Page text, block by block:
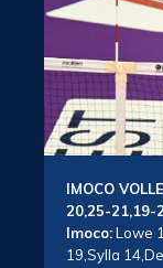
IMOCO
20,25-21,19-
Imoco:Lowe
19,Sylla